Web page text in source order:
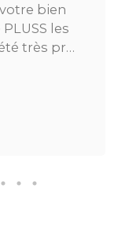
bien
les
très pro
à
moins de
par
bien